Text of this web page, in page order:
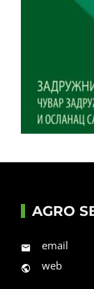
AGRO
email
web